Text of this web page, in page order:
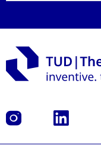
Instagram LinkedIn